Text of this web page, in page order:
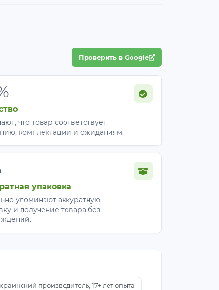
Проверить в Google
что товар соответствует
комплектации и ожиданиям.
упаковка
упоминают аккуратную
и получение товара без
производитель, 17+ лет опыта